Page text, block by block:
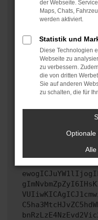
Probleme zu
Betriebssystem auf
Veraltete Software
Sicherheitsrisiko,
dass bestimmte
werden.
Wende dich an
Wenn du alle oben
kontaktiere uns
Problem zu
schicken, um uns
der Webseite.
Maps, Chats,
werden aktiviert.
Statistik und
Diese Technologien
Webseite zu
zu verbessern.
die von dritten
Sie auf anderen
zu schalten, die für
Optionale